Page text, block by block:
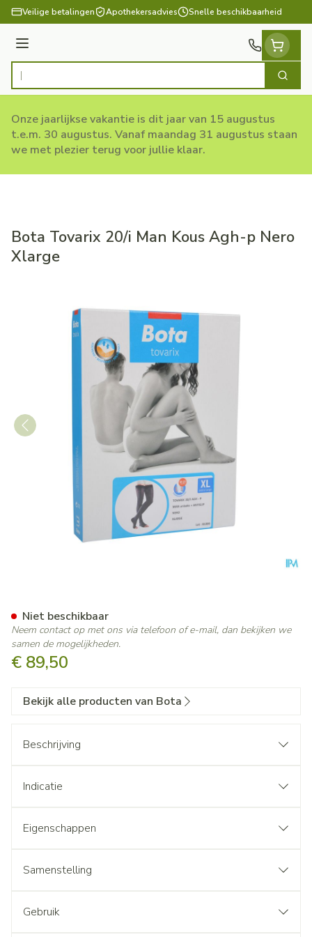
Ga naar de inhoud
Veilige betalingen Apothekersadvies Snelle beschikbaarheid
Menu
Product, merk, categorie... Zoek
Onze jaarlijkse vakantie is dit jaar van 15 augustus
t.e.m. 30 augustus. Vanaf maandag 31 augustus staan
we met plezier terug voor jullie klaar.
Bota Tovarix 20/i Man Kous Agh-p Nero
Xlarge
€ 89,50
Niet beschikbaar
Neem contact op met ons via telefoon of e-mail, dan bekijken we
samen de mogelijkheden.
Bekijk alle producten van Bota
Beschrijving
Indicatie
Eigenschappen
Samenstelling
Gebruik